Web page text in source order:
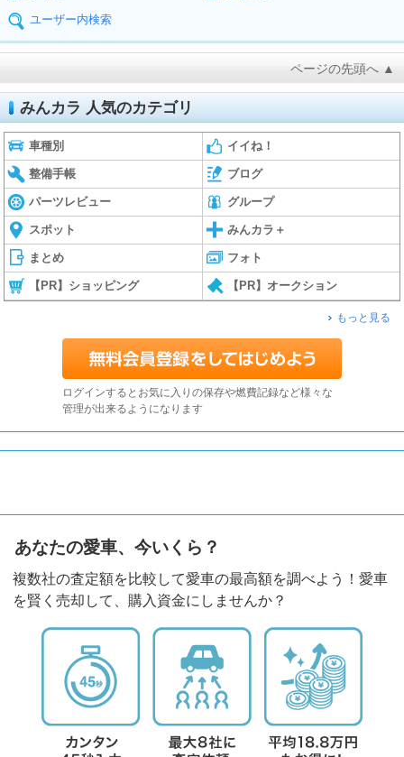
ユーザー内検索
ページの先頭へ ▲
みんカラ 人気のカテゴリ
車種別 イイね！
整備手帳 ブログ
パーツレビュー グループ
スポット みんカラ＋
まとめ フォト
【PR】ショッピング 【PR】オークション
もっと見る
ログインするとお気に入りの保存や燃費記録など様々な
管理が出来るようになります
あなたの愛車、今いくら？
複数社の査定額を比較して愛車の最高額を調べよう！愛車
を賢く売却して、購入資金にしませんか？